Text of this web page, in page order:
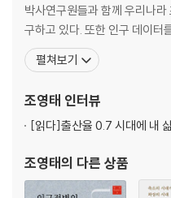
우리는 다양성을 추구해야만 하
지수와 공감 지수는 기성세대보
다양성｜우리나라 교육의 방향
서 얻는 가치다
박사연구원들과 함께 우리나
구하고 있다. 또한 인구 데이터
석하며, 사회 시스템이 어떻게
을 제시하고 있다. 2016년 출간
문화상 대상을 수상했다. 그 후
펼쳐보기
조영태 인터뷰
[읽다]출산율 0.7 시대에 내
조영태의 다른 상품